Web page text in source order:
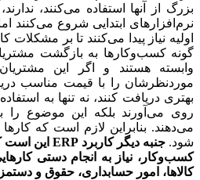
بزرگ از آنها استفاده می‌کنند،
اولیه نیاز پیدا می­‌کنند تا بر مشکلات
گونه کسب‌وکارها به بازگشت
وابسته هستند و اگر این
موردنظرشان را با قیمت مناسب
بهتری دریافت کنند، نه تنها به
روی می‌آورند بلکه این موضوع را
می‌دهند. بنابراین لازم است که کارها
شود. جنبه دیگر کاربرد
این است
کسب‌وکار، نیاز به انجام دستی
کالاها، امور حسابداری، حقوق و